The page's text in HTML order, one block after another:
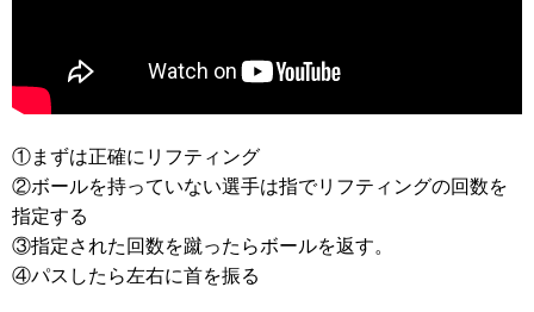
①まずは正確にリフティング
②ボールを持っていない選手は指でリフティングの回数を
指定する
③指定された回数を蹴ったらボールを返す。
④パスしたら左右に首を振る